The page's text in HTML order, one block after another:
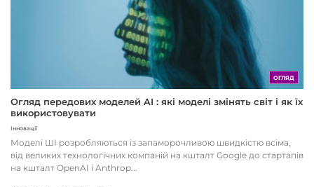
ОГЛЯД
Огляд передових моделей AI : які моделі змінять світ і як їх
використовувати
Інновації
Моделі ШІ розробляються із запаморочливою швидкістю всіма,
від великих технологічних компаній на кшталт Google до стартапів
на кшталт OpenAI і Anthrop...